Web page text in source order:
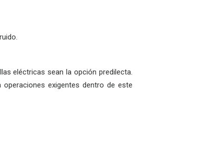
eléctricas sean la opción predilecta.
exigentes dentro de este